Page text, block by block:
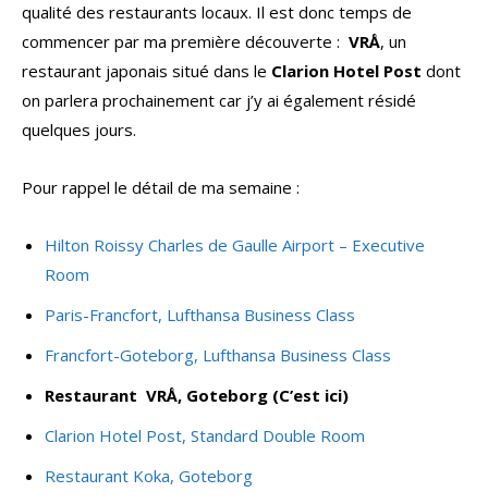
qualité des restaurants locaux. Il est donc temps de
commencer par ma première découverte : VRÅ, un
restaurant japonais situé dans le Clarion Hotel Post dont
on parlera prochainement car j’y ai également résidé
quelques jours.
Pour rappel le détail de ma semaine :
Hilton Roissy Charles de Gaulle Airport – Executive
Room
Paris-Francfort, Lufthansa Business Class
Francfort-Goteborg, Lufthansa Business Class
Restaurant VRÅ, Goteborg (C’est ici)
Clarion Hotel Post, Standard Double Room
Restaurant Koka, Goteborg